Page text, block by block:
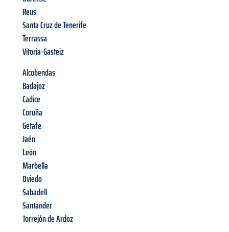
Reus
Santa Cruz de Tenerife
Terrassa
Vitoria-Gasteiz
Alcobendas
Badajoz
Cadice
Coruña
Getafe
Jaén
León
Marbella
Oviedo
Sabadell
Santander
Torrejón de Ardoz